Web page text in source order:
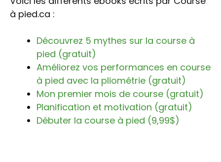
à pied.ca :
Découvrez 5 mythes sur la course à
pied (gratuit)
Améliorez vos performances en course
à pied avec la pliométrie (gratuit)
Mon premier mois de course (gratuit)
Planification et motivation (gratuit)
Débuter la course à pied (9,99$)